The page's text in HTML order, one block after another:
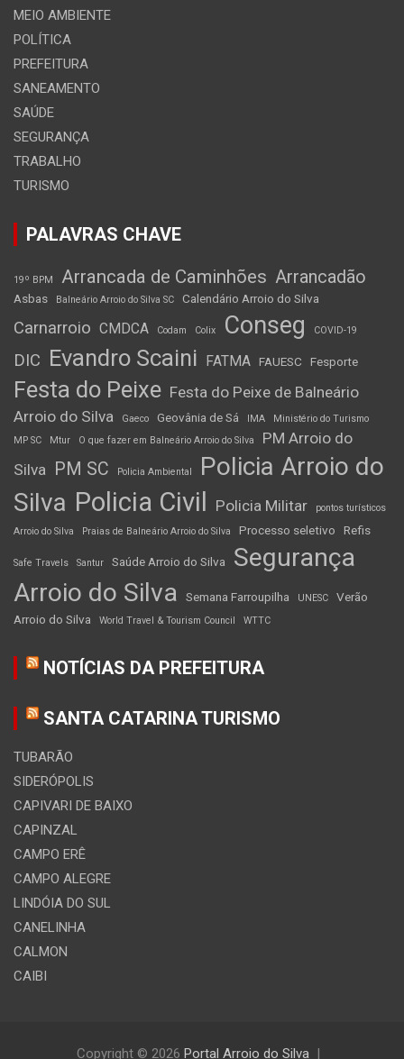
MEIO AMBIENTE
POLÍTICA
PREFEITURA
SANEAMENTO
SAÚDE
SEGURANÇA
TRABALHO
TURISMO
PALAVRAS CHAVE
19º BPM Arrancada de Caminhões Arrancadão
Asbas Balneário Arroio do Silva SC Calendário Arroio do Silva
Carnarroio CMDCA Codam Colix Conseg COVID-19
DIC Evandro Scaini FATMA FAUESC Fesporte
Festa do Peixe Festa do Peixe de Balneário
Arroio do Silva
Gaeco Geovânia de Sá IMA
Ministério do Turismo
MP SC
Mtur O que fazer em Balneário Arroio do Silva
PM Arroio do
Silva
PM SC Policia Ambiental
Policia Arroio do
Silva Policia Civil Policia Militar
pontos turísticos
Arroio do Silva
Praias de Balneário Arroio do Silva Processo seletivo Refis
Safe Travels Santur Saúde Arroio do Silva
Segurança
Arroio do Silva
Semana Farroupilha UNESC
Verão
Arroio do Silva
World Travel & Tourism Council WTTC
NOTÍCIAS DA PREFEITURA
SANTA CATARINA TURISMO
TUBARÃO
SIDERÓPOLIS
CAPIVARI DE BAIXO
CAPINZAL
CAMPO ERÊ
CAMPO ALEGRE
LINDÓIA DO SUL
CANELINHA
CALMON
CAIBI
Copyright © 2026 Portal Arroio do Silva